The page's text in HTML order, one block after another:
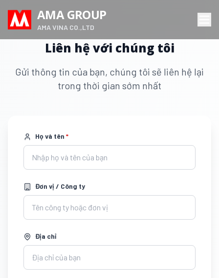
AMA GROUP
AMA VINA CO.,LTD
Liên hệ với chúng tôi
Gửi thông tin của bạn, chúng tôi sẽ liên hệ lại
trong thời gian sớm nhất
Họ và tên *
Đơn vị / Công ty
Địa chỉ